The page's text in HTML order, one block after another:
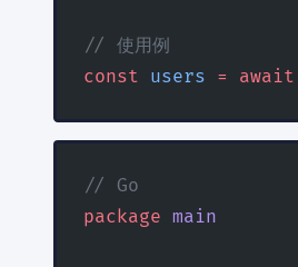
// 使用例
const users = await
// Go
package main